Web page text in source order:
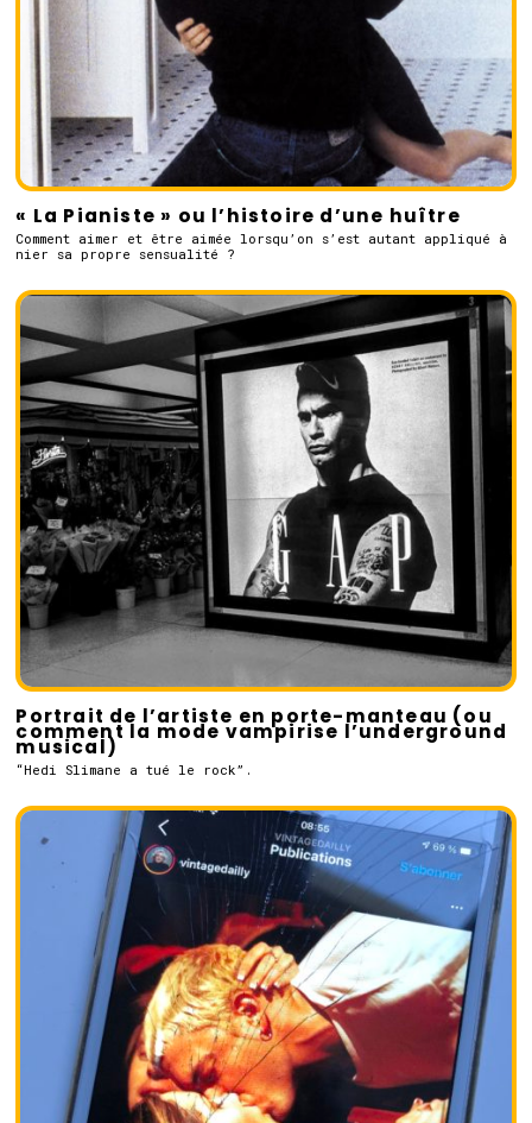
« La Pianiste » ou l’histoire d’une huître
Comment aimer et être aimée lorsqu’on s’est autant appliqué à
nier sa propre sensualité ?
Portrait de l’artiste en porte-manteau (ou
comment la mode vampirise l’underground
musical)
“Hedi Slimane a tué le rock”.